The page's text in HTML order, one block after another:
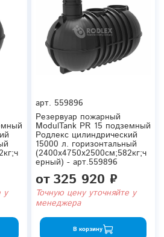
у
арт. 559896
Резервуар пожарный
ModulTank PR 15 подземный
Родлекс цилиндрический
15000 л. горизонтальный
(2400x4750x2500см;582кг;ч
ерный) - арт.559896
от325 920 ₽
Точную цену уточняйте у
менеджера
В корзину